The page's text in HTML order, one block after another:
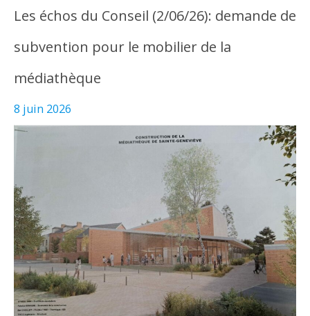
Les échos du Conseil (2/06/26): demande de
subvention pour le mobilier de la
médiathèque
8 juin 2026